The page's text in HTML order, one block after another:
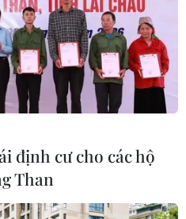
Quy định sử dụng
Hỗ trợ
TTXVN
Quảng cáo
định cư cho các hộ
Than